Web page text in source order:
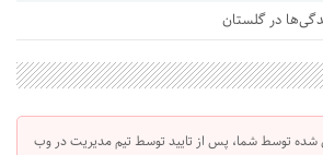
شده توسط شما، پس از تایید توسط تیم مدیریت در وب